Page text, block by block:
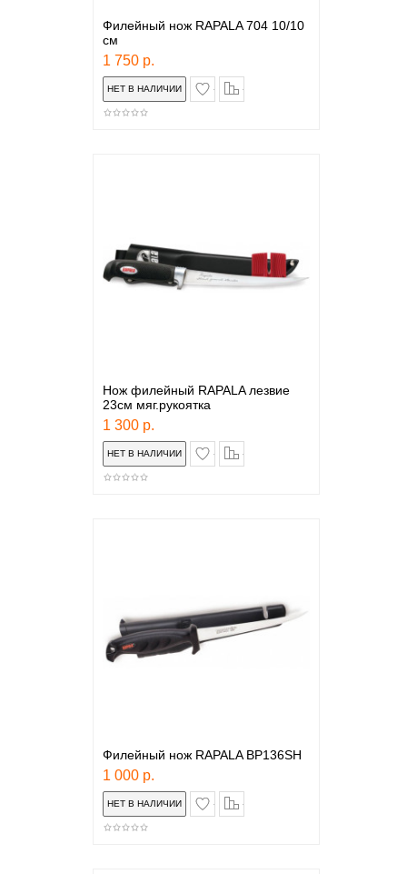
Филейный нож RAPALA 704 10/10
см
1 750 р.
в закладки
Нож филейный RAPALA лезвие
23см мяг.рукоятка
1 300 р.
в закладки
Филейный нож RAPALA BP136SH
1 000 р.
в закладки